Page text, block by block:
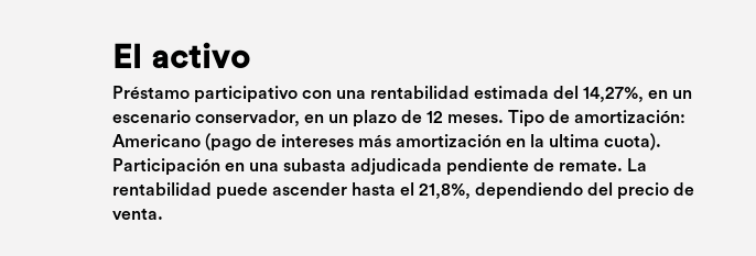
El activo
Préstamo participativo con una rentabilidad estimada del 14,27%, en un
escenario conservador, en un plazo de 12 meses. Tipo de amortización:
Americano (pago de intereses más amortización en la ultima cuota).
Participación en una subasta adjudicada pendiente de remate. La
rentabilidad puede ascender hasta el 21,8%, dependiendo del precio de
venta.